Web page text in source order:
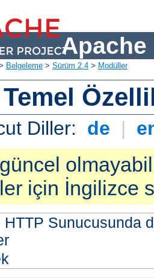
Apache
Belgeleme > Sürüm 2.4 > Modüller
Diller: de |
için İngilizce
HTTP Sunucusunda